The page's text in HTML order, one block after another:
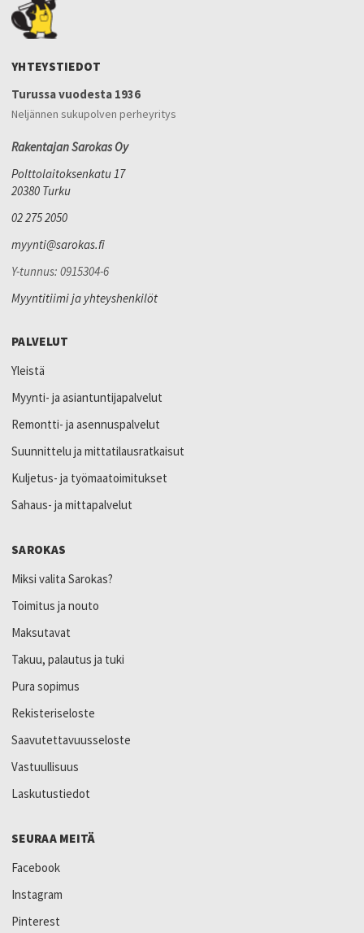
YHTEYSTIEDOT
Turussa vuodesta 1936
Neljännen sukupolven perheyritys
Rakentajan Sarokas Oy
Polttolaitoksenkatu 17
20380 Turku
02 275 2050
myynti@sarokas.fi
Y-tunnus: 0915304-6
Myyntitiimi ja yhteyshenkilöt
PALVELUT
Yleistä
Myynti- ja asiantuntijapalvelut
Remontti- ja asennuspalvelut
Suunnittelu ja mittatilausratkaisut
Kuljetus- ja työmaatoimitukset
Sahaus- ja mittapalvelut
SAROKAS
Miksi valita Sarokas?
Toimitus ja nouto
Maksutavat
Takuu, palautus ja tuki
Pura sopimus
Rekisteriseloste
Saavutettavuusseloste
Vastuullisuus
Laskutustiedot
SEURAA MEITÄ
Facebook
Instagram
Pinterest